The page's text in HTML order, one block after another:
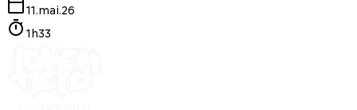
11.mai.26
1h33